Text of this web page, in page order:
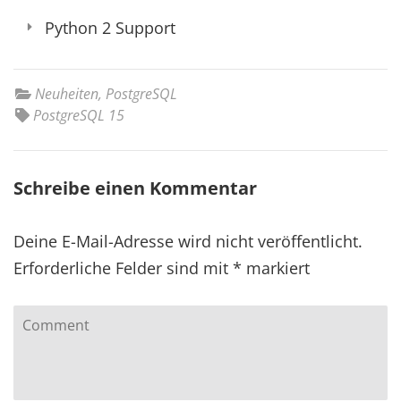
Python 2 Support
Neuheiten, PostgreSQL
PostgreSQL 15
Schreibe einen Kommentar
Deine E-Mail-Adresse wird nicht veröffentlicht.
Erforderliche Felder sind mit * markiert
Comment